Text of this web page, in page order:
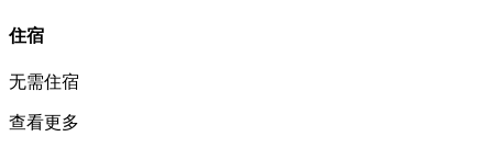
住宿
无需住宿
查看更多